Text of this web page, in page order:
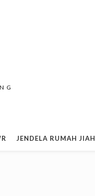
JENDELA RUMAH JIAH